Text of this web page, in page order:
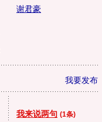
谢君豪
我要发布
我来说两句 (1条)